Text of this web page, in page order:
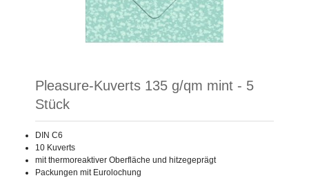
Pleasure-Kuverts 135 g/qm mint - 5
Stück
DIN C6
10 Kuverts
mit thermoreaktiver Oberfläche und hitzegeprägt
Packungen mit Eurolochung